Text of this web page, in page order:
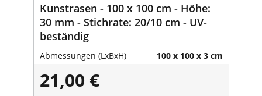
Kunstrasen - 100 x 100 cm - Höhe:
30 mm - Stichrate: 20/10 cm - UV-
beständig
Abmessungen (LxBxH) 100 x 100 x 3 cm
21,00 €